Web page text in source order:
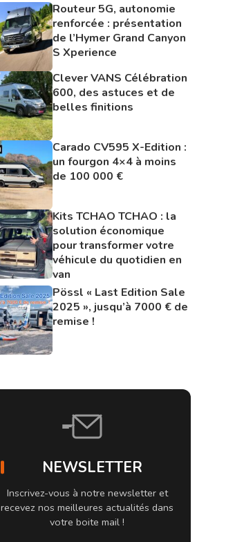
Routeur 5G, autonomie
renforcée : présentation
de l’Hymer Grand Canyon
S Xperience
Clever VANS Célébration
600, des astuces et de
belles finitions
Carado CV595 X-Edition :
un fourgon 4×4 à moins
de 100 000 €
Kits TCHAO TCHAO : la
solution économique
pour transformer votre
véhicule du quotidien en
van
Pössl « Last Edition Sale
2025 », jusqu’à 7000 € de
remise !
NEWSLETTER
Inscrivez-vous à notre newsletter et
recevez nos meilleures actualités dans
votre boite mail !